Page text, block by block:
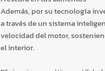
Además, por su tecnología
a través de un sistema
velocidad del motor,
el interior.